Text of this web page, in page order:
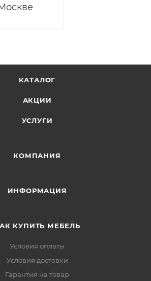
КАТАЛОГ
АКЦИИ
УСЛУГИ
КОМПАНИЯ
ИНФОРМАЦИЯ
КУПИТЬ МЕБЕЛЬ
Условия оплаты
Условия доставки
Гарантия на товар